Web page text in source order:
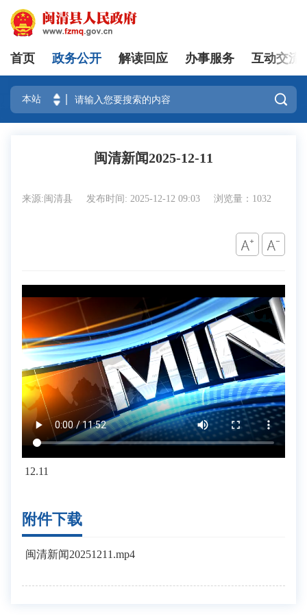
登录
首页 政务公开 解读回应 办事服务 互动交流

闽清新闻2025-12-11
来源:闽清县 发布时间: 2025-12-12 09:03 浏览量：1032
12.11
附件下载
闽清新闻20251211.mp4